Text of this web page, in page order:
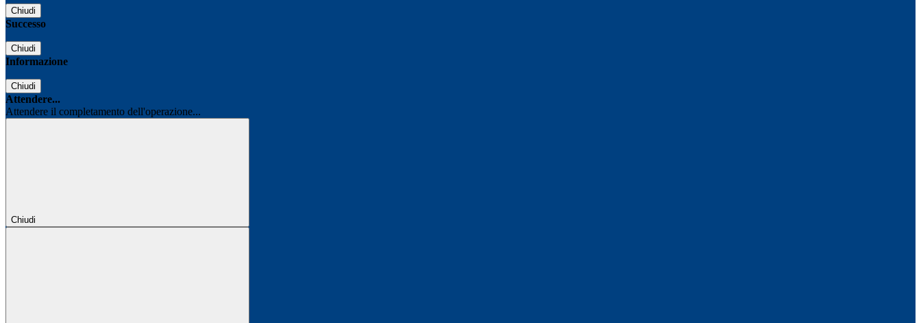
Chiudi
Successo
Chiudi
Informazione
Chiudi
Attendere...
Attendere il completamento dell'operazione...
Chiudi